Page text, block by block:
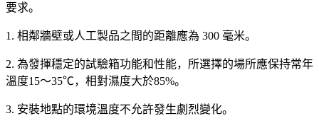
要求。
1. 相鄰牆壁或人工製品之間的距離應為 300 毫米。
2. 為發揮穩定的試驗箱功能和性能，所選擇的場所應保持常年
溫度15～35℃，相對濕度大於85%。
3. 安裝地點的環境溫度不允許發生劇烈變化。